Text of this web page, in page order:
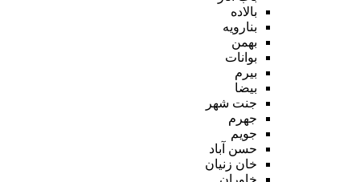
بالاده
بنارویه
بهمن
بوانات
بیرم
بیضا
جنت شهر
جهرم
جویم
حسن آباد
خان زنیان
خاوران